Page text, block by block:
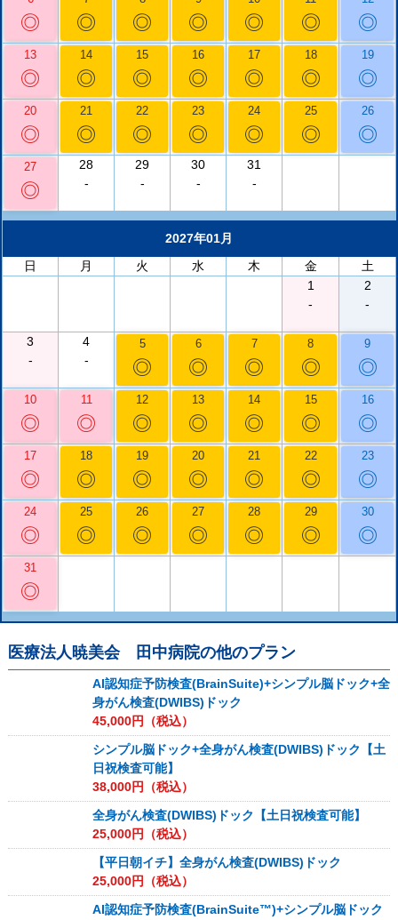
◎ ◎ ◎ ◎ ◎ ◎ ◎
13
◎
14
◎
15
◎
16
◎
17
◎
18
◎
19
◎
20
◎
21
◎
22
◎
23
◎
24
◎
25
◎
26
◎
27
◎
28
-
29
-
30
-
31
-
2027年01月
日
月 火 水 木 金
土
1
-
2
-
3
-
4
-
5
◎
6
◎
7
◎
8
◎
9
◎
10
◎
11
◎
12
◎
13
◎
14
◎
15
◎
16
◎
17
◎
18
◎
19
◎
20
◎
21
◎
22
◎
23
◎
24
◎
25
◎
26
◎
27
◎
28
◎
29
◎
30
◎
31
◎
医療法人暁美会 田中病院の他のプラン
AI認知症予防検査(BrainSuite)+シンプル脳ドック+全
身がん検査(DWIBS)ドック
45,000円（税込）
シンプル脳ドック+全身がん検査(DWIBS)ドック【土
日祝検査可能】
38,000円（税込）
全身がん検査(DWIBS)ドック【土日祝検査可能】
25,000円（税込）
【平日朝イチ】全身がん検査(DWIBS)ドック
25,000円（税込）
AI認知症予防検査(BrainSuite™)+シンプル脳ドック